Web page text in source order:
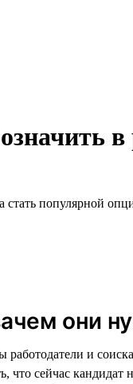
популярной
они
и
что сейчас